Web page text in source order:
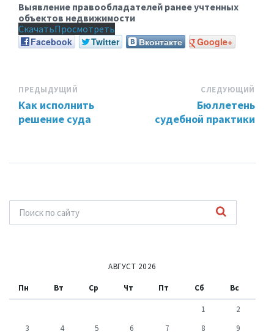
Выявление правообладателей ранее учтенных
объектов недвижимости
СкачатьПросмотреть
Facebook
Twitter Вконтакте Google+
ПРЕДЫДУЩИЙ
Как исполнить
решение суда
СЛЕДУЮЩИЙ
Бюллетень
судебной практики
АВГУСТ 2026
Пн Вт Ср Чт Пт Сб Вс
1
2
3
4 5 6 7 8
9